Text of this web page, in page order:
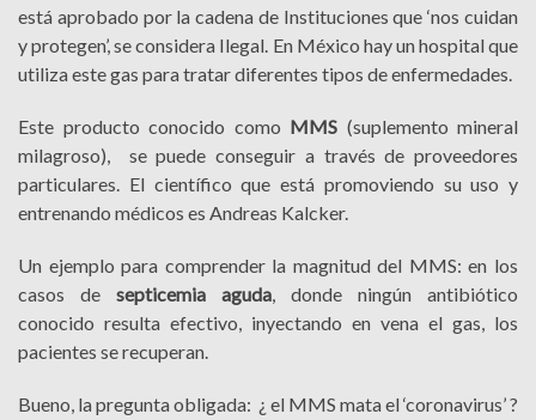
está aprobado por la cadena de Instituciones que ‘nos cuidan
y protegen’, se considera Ilegal. En México hay un hospital que
utiliza este gas para tratar diferentes tipos de enfermedades.
Este producto conocido como MMS (suplemento mineral
milagroso), se puede conseguir a través de proveedores
particulares. El científico que está promoviendo su uso y
entrenando médicos es Andreas Kalcker.
Un ejemplo para comprender la magnitud del MMS: en los
casos de septicemia aguda, donde ningún antibiótico
conocido resulta efectivo, inyectando en vena el gas, los
pacientes se recuperan.
Bueno, la pregunta obligada: ¿ el MMS mata el ‘coronavirus’ ?